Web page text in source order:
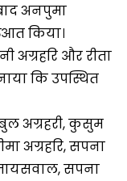
अनपुमा
किया।
अग्रहरि और रीता
कि उपस्थित
अग्रहरी, कुसुम
अग्रहरि, सपना
जायसवाल, सपना